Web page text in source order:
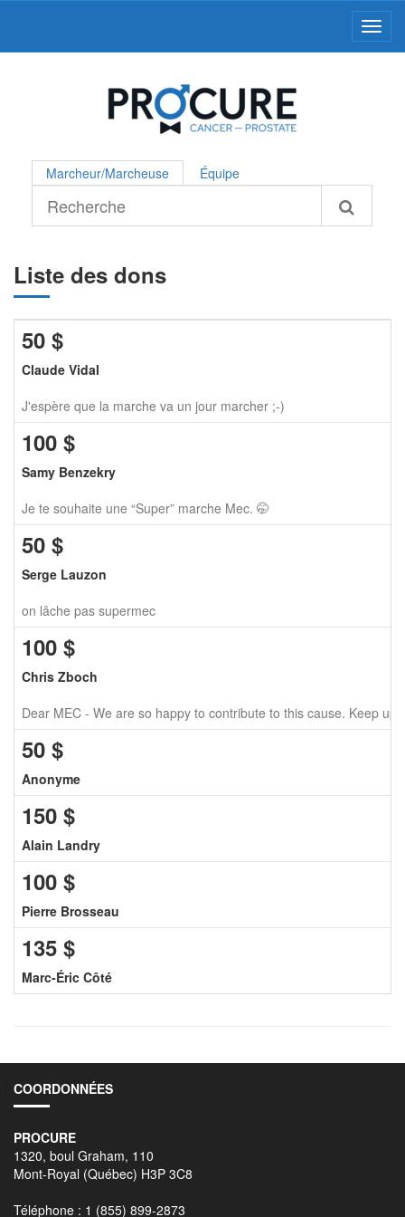
Marcheur/Marcheuse Équipe
Liste des dons
50 $
Claude Vidal
J'espère que la marche va un jour marcher ;-)
100 $
Samy Benzekry
Je te souhaite une “Super” marche Mec. 🤭
50 $
Serge Lauzon
on lâche pas supermec
100 $
Chris Zboch
Dear MEC - We are so happy to contribute to this cause. Keep
50 $
Anonyme
150 $
Alain Landry
100 $
Pierre Brosseau
135 $
Marc-Éric Côté
COORDONNÉES
PROCURE
1320, boul Graham, 110
Mont-Royal (Québec) H3P 3C8
Téléphone : 1 (855) 899-2873